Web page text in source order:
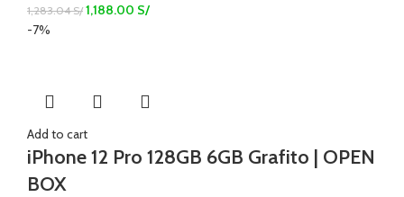
1,283.04S/ 1,188.00 S/
-7%
Add to cart
iPhone 12 Pro 128GB 6GB Grafito | OPEN
BOX